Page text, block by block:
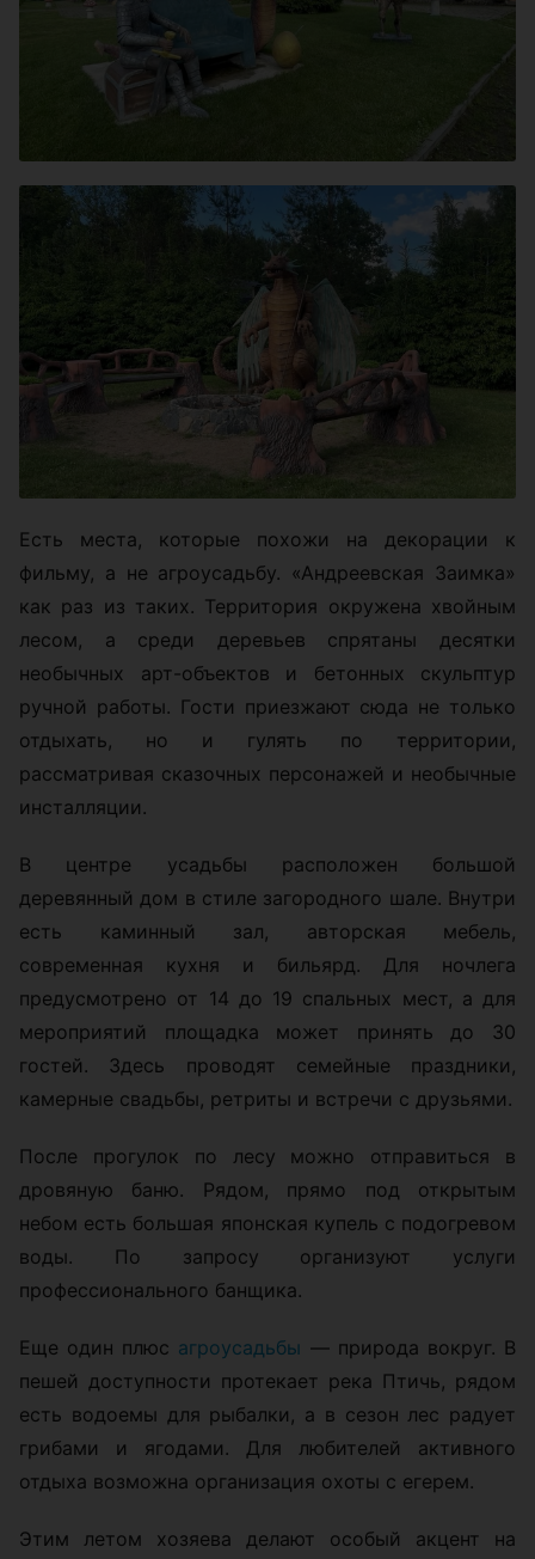
Есть места, которые похожи на декорации к
фильму, а не агроусадьбу. «Андреевская Заимка»
как раз из таких. Территория окружена хвойным
лесом, а среди деревьев спрятаны десятки
необычных арт-объектов и бетонных скульптур
ручной работы. Гости приезжают сюда не только
отдыхать, но и гулять по территории,
рассматривая сказочных персонажей и необычные
инсталляции.
В центре усадьбы расположен большой
деревянный дом в стиле загородного шале. Внутри
есть каминный зал, авторская мебель,
современная кухня и бильярд. Для ночлега
предусмотрено от 14 до 19 спальных мест, а для
мероприятий площадка может принять до 30
гостей. Здесь проводят семейные праздники,
камерные свадьбы, ретриты и встречи с друзьями.
После прогулок по лесу можно отправиться в
дровяную баню. Рядом, прямо под открытым
небом есть большая японская купель с подогревом
воды. По запросу организуют услуги
профессионального банщика.
Еще один плюс агроусадьбы — природа вокруг. В
пешей доступности протекает река Птичь, рядом
есть водоемы для рыбалки, а в сезон лес радует
грибами и ягодами. Для любителей активного
отдыха возможна организация охоты с егерем.
Этим летом хозяева делают особый акцент на